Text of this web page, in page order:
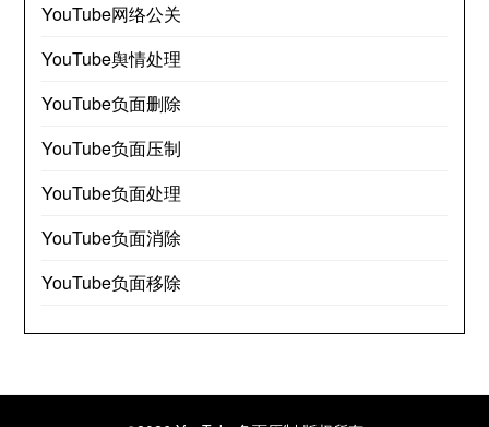
YouTube网络公关
YouTube舆情处理
YouTube负面删除
YouTube负面压制
YouTube负面处理
YouTube负面消除
YouTube负面移除